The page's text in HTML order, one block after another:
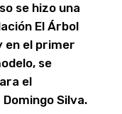
se hizo una
El Árbol
en el primer
se
el
Silva.